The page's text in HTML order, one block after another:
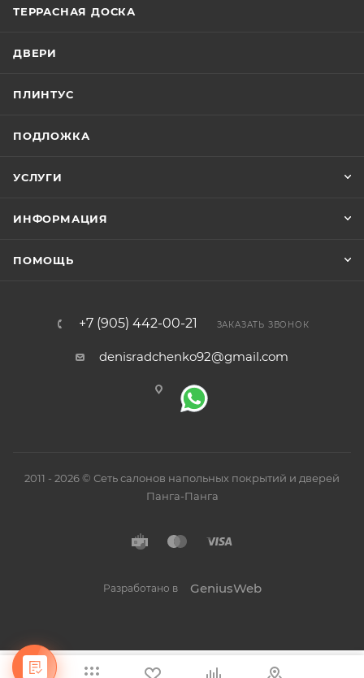
ТЕРРАСНАЯ ДОСКА
ДВЕРИ
ПЛИНТУС
ПОДЛОЖКА
УСЛУГИ
ИНФОРМАЦИЯ
ПОМОЩЬ
+7 (905) 442-00-21 ЗАКАЗАТЬ ЗВОНОК
denisradchenko92@gmail.com
2011 - 2026 © Сеть салонов напольных покрытий и дверей
Панга-Панга
Разработано в GeniusWeb